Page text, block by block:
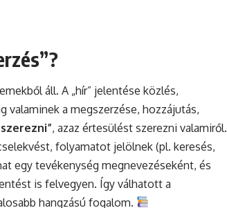
áll. A „hír” jelentése közlés,
valaminek a megszerzése, hozzájutás,
, azaz értesülést szerezni valamiről.
folyamatot jelölnek (pl. keresés,
egy tevékenység megnevezéseként, és
is felvegyen. Így válhatott a
hangzású fogalom.